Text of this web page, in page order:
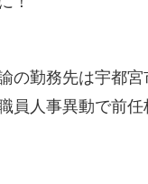
の勤務先は宇都宮
員人事異動で前任